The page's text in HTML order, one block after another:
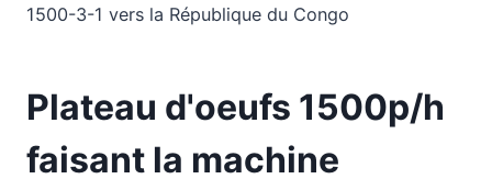
1500-3-1 vers la République du Congo
Plateau d'oeufs 1500p/h
faisant la machine